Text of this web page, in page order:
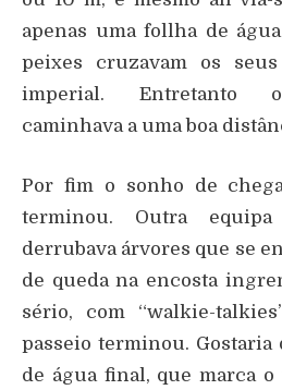
apenas uma follha de
peixes cruzavam os
imperial. Entretanto
caminhava a uma boa
Por fim o sonho de
terminou. Outra equipa
derrubava árvores que se
de queda na encosta
sério, com “walkie-
passeio terminou. Gostaria
de água final, que marca